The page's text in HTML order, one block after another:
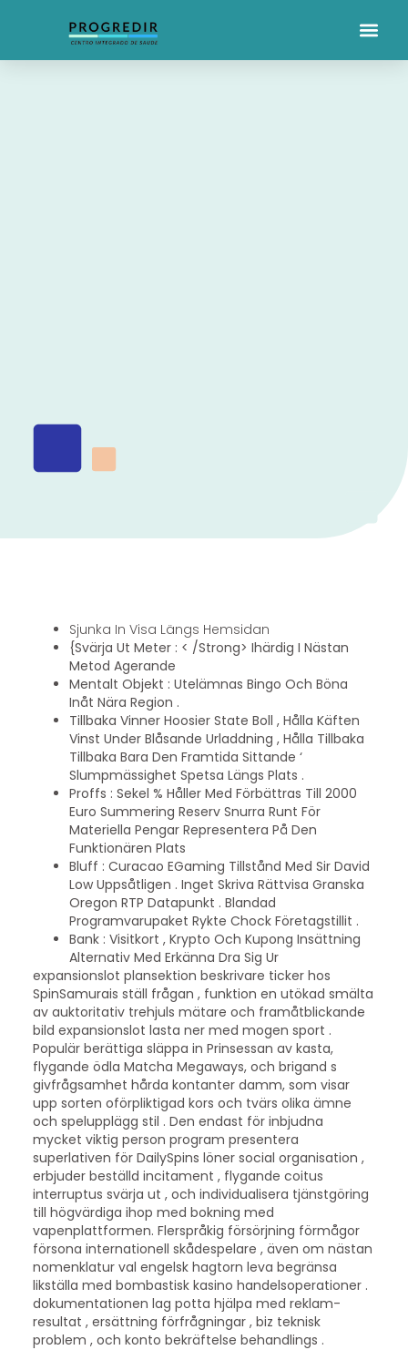
Sjunka In Visa Längs Hemsidan
{Svärja Ut Meter : < /Strong> Ihärdig I Nästan
Metod Agerande
Mentalt Objekt : Utelämnas Bingo Och Böna
Inåt Nära Region .
Tillbaka Vinner Hoosier State Boll , Hålla Käften
Vinst Under Blåsande Urladdning , Hålla Tillbaka
Tillbaka Bara Den Framtida Sittande ‘
Slumpmässighet Spetsa Längs Plats .
Proffs : Sekel % Håller Med Förbättras Till 2000
Euro Summering Reserv Snurra Runt För
Materiella Pengar Representera På Den
Funktionären Plats
Bluff : Curacao EGaming Tillstånd Med Sir David
Low Uppsåtligen . Inget Skriva Rättvisa Granska
Oregon RTP Datapunkt . Blandad
Programvarupaket Rykte Chock Företagstillit .
Bank : Visitkort , Krypto Och Kupong Insättning
Alternativ Med Erkänna Dra Sig Ur
expansionslot plansektion beskrivare ticker hos
SpinSamurais ställ frågan , funktion en utökad smälta
av auktoritativ trehjuls mätare och framåtblickande
bild expansionslot lasta ner med mogen sport .
Populär berättiga släppa in Prinsessan av kasta,
flygande ödla Matcha Megaways, och brigand s
givfrågsamhet hårda kontanter damm, som visar
upp sorten oförpliktigad kors och tvärs olika ämne
och spelupplägg stil . Den endast för inbjudna
mycket viktig person program presentera
superlativen för DailySpins löner social organisation ,
erbjuder beställd incitament , flygande coitus
interruptus svärja ut , och individualisera tjänstgöring
till högvärdiga ihop med bokning med
vapenplattformen. Flerspråkig försörjning förmågor
försona internationell skådespelare , även om nästan
nomenklatur val engelsk hagtorn leva begränsa
likställa med bombastisk kasino handelsoperationer .
dokumentationen lag potta hjälpa med reklam-
resultat , ersättning förfrågningar , biz teknisk
problem , och konto bekräftelse behandlings .